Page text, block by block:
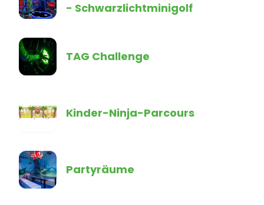
- Schwarzlichtminigolf
TAG Challenge
Kinder-Ninja-Parcours
Partyräume